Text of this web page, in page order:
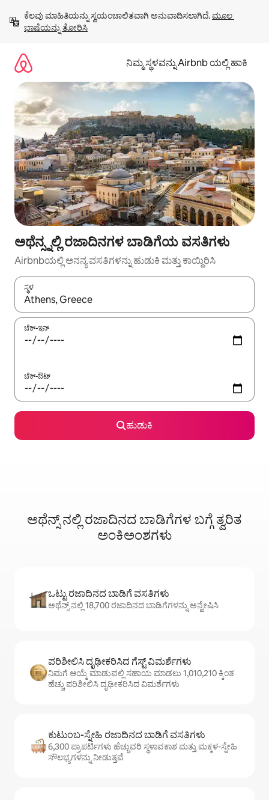
ಹೋಗಿ
ಕೆಲವು ಮಾಹಿತಿಯನ್ನು ಸ್ವಯಂಚಾಲಿತವಾಗಿ ಅನುವಾದಿಸಲಾಗಿದೆ. ಮೂಲ
ಭಾಷೆಯನ್ನು ತೋರಿಸಿ
ನಿಮ್ಮ ಸ್ಥಳವನ್ನು Airbnb ಯಲ್ಲಿ ಹಾಕಿ
ಅಥೆನ್ಸ್ನಲ್ಲಿ ರಜಾದಿನಗಳ ಬಾಡಿಗೆಯ ವಸತಿಗಳು
Airbnbಯಲ್ಲಿ ಅನನ್ಯ ವಸತಿಗಳನ್ನು ಹುಡುಕಿ ಮತ್ತು ಕಾಯ್ದಿರಿಸಿ
ಸ್ಥಳ
ಫಲಿತಾಂಶಗಳು ಲಭ್ಯವಿರುವಾಗ, ಅಪ್ ಮತ್ತು ಡೌನ್ ಬಾಣದ ಕೀಲಿಗಳೊಂದಿಗೆ
ಚೆಕ್-ಇನ್
ಚೆಕ್-ಔಟ್
ಹುಡುಕಿ
ಅಥೆನ್ಸ್ ನಲ್ಲಿ ರಜಾದಿನದ ಬಾಡಿಗೆಗಳ ಬಗ್ಗೆ ತ್ವರಿತ
ಅಂಕಿಅಂಶಗಳು
ಒಟ್ಟು ರಜಾದಿನದ ಬಾಡಿಗೆ ವಸತಿಗಳು
ಅಥೆನ್ಸ್ ನಲ್ಲಿ 18,700 ರಜಾದಿನದ ಬಾಡಿಗೆಗಳನ್ನು ಅನ್ವೇಷಿಸಿ
ಪರಿಶೀಲಿಸಿ ದೃಢೀಕರಿಸಿದ ಗೆಸ್ಟ್ ವಿಮರ್ಶೆಗಳು
ನಿಮಗೆ ಆಯ್ಕೆ ಮಾಡುವಲ್ಲಿ ಸಹಾಯ ಮಾಡಲು 1,010,210 ಕ್ಕಿಂತ
ಹೆಚ್ಚು ಪರಿಶೀಲಿಸಿ ದೃಢೀಕರಿಸಿದ ವಿಮರ್ಶೆಗಳು
ಕುಟುಂಬ-ಸ್ನೇಹಿ ರಜಾದಿನದ ಬಾಡಿಗೆ ವಸತಿಗಳು
6,300 ಪ್ರಾಪರ್ಟಿಗಳು ಹೆಚ್ಚುವರಿ ಸ್ಥಳಾವಕಾಶ ಮತ್ತು ಮಕ್ಕಳ-ಸ್ನೇಹಿ
ಸೌಲಭ್ಯಗಳನ್ನು ನೀಡುತ್ತವೆ